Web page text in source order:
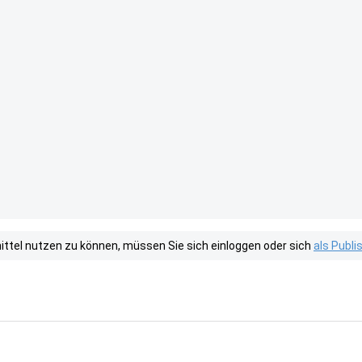
nutzen zu können, müssen Sie sich einloggen oder sich als